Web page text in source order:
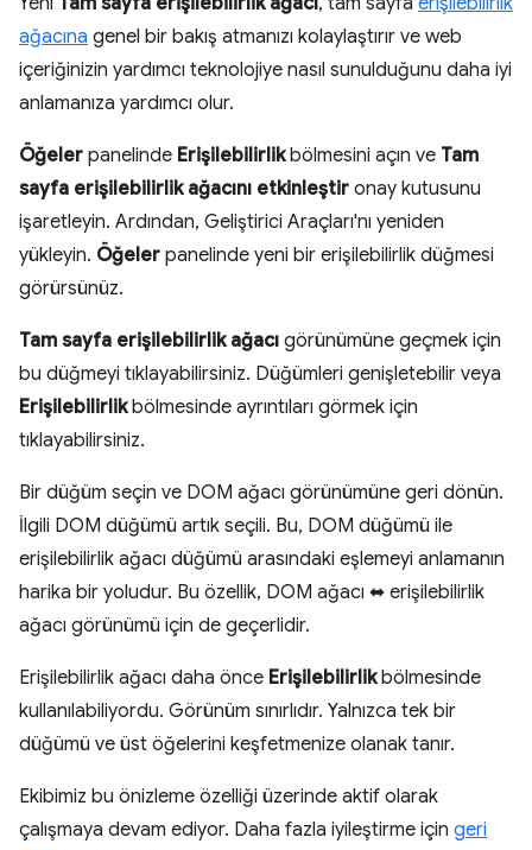
ağacına genel bir bakış atmanızı kolaylaştırır ve web
içeriğinizin yardımcı teknolojiye nasıl sunulduğunu daha iyi
anlamanıza yardımcı olur.
Öğeler panelinde Erişilebilirlikbölmesini açın ve Tam
sayfa erişilebilirlik ağacını etkinleştir onay kutusunu
işaretleyin. Ardından, Geliştirici Araçları'nı yeniden
yükleyin. Öğeler panelinde yeni bir erişilebilirlik düğmesi
görürsünüz.
Tam sayfa erişilebilirlik ağacı görünümüne geçmek için
bu düğmeyi tıklayabilirsiniz. Düğümleri genişletebilir veya
Erişilebilirlikbölmesinde ayrıntıları görmek için
tıklayabilirsiniz.
Bir düğüm seçin ve DOM ağacı görünümüne geri dönün.
İlgili DOM düğümü artık seçili. Bu, DOM düğümü ile
erişilebilirlik ağacı düğümü arasındaki eşlemeyi anlamanın
harika bir yoludur. Bu özellik, DOM ağacı ⬌ erişilebilirlik
ağacı görünümü için de geçerlidir.
Erişilebilirlik ağacı daha önce Erişilebilirlikbölmesinde
kullanılabiliyordu. Görünüm sınırlıdır. Yalnızca tek bir
düğümü ve üst öğelerini keşfetmenize olanak tanır.
Ekibimiz bu önizleme özelliği üzerinde aktif olarak
çalışmaya devam ediyor. Daha fazla iyileştirme için geri